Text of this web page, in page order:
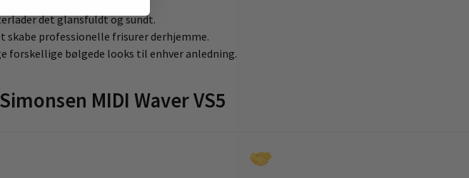
det glansfuldt og sundt.
professionelle frisurer derhjemme.
forskellige bølgede looks til enhver anledning.
MIDI Waver VS5